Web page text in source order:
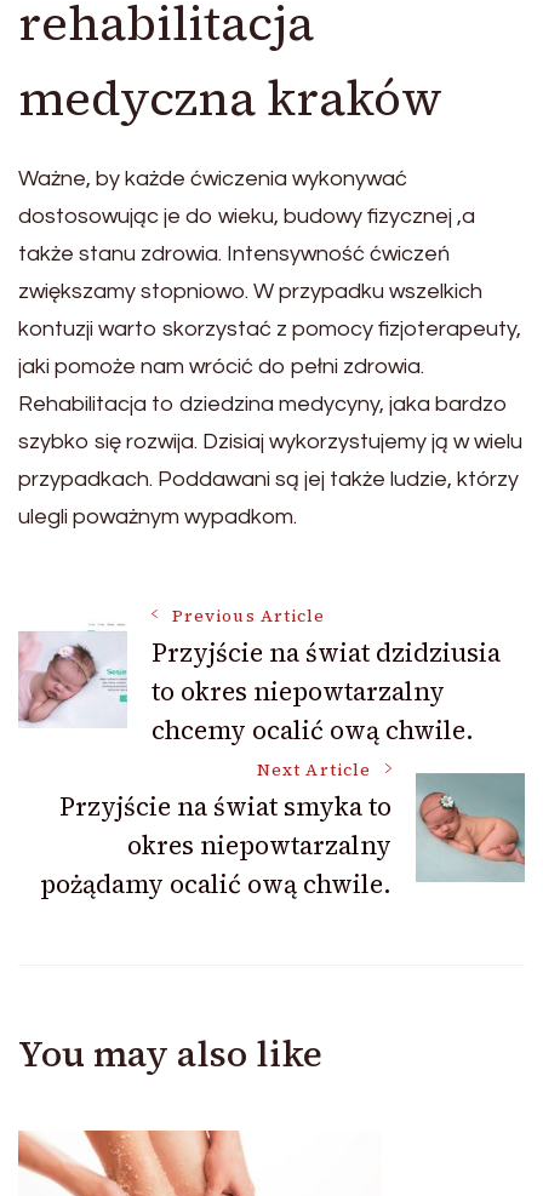
rehabilitacja
medyczna kraków
Ważne, by każde ćwiczenia wykonywać
dostosowując je do wieku, budowy fizycznej ,a
także stanu zdrowia. Intensywność ćwiczeń
zwiększamy stopniowo. W przypadku wszelkich
kontuzji warto skorzystać z pomocy fizjoterapeuty,
jaki pomoże nam wrócić do pełni zdrowia.
Rehabilitacja to dziedzina medycyny, jaka bardzo
szybko się rozwija. Dzisiaj wykorzystujemy ją w wielu
przypadkach. Poddawani są jej także ludzie, którzy
ulegli poważnym wypadkom.
Post
Navigation
Previous Article
Przyjście na świat dzidziusia
to okres niepowtarzalny
chcemy ocalić ową chwile.
Next Article
Przyjście na świat smyka to
okres niepowtarzalny
pożądamy ocalić ową chwile.
You may also like